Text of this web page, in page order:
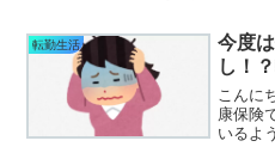
転勤生活
今度
し！
こんに
康保険
いるよ